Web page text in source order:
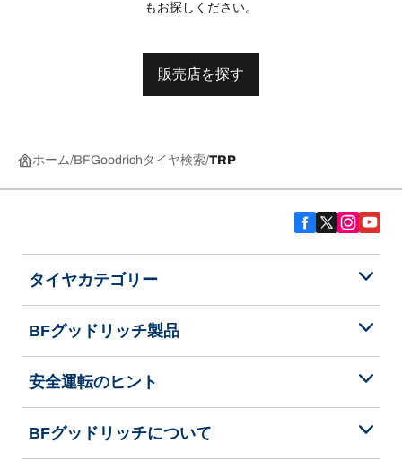
もお探しください。
販売店を探す
ホーム BFGoodrichタイヤ検索 TRP
タイヤカテゴリー
BFグッドリッチ製品
安全運転のヒント
BFグッドリッチについて